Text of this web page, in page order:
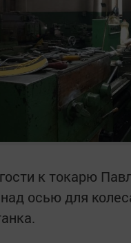
к токарю
осью для